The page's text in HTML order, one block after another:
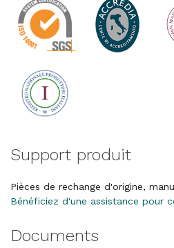
Support produit
Pièces de rechange d'origine,
Bénéficiez d'une assistance pour
Documents